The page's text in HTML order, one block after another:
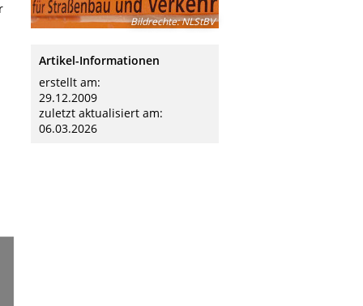
Bildrechte:NLStBV
Artikel-Informationen
erstellt am:
29.12.2009
zuletzt aktualisiert am:
06.03.2026